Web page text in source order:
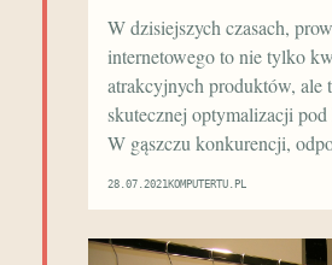
W dzisiejszych czasach,
internetowego to nie tylko
atrakcyjnych produktów, ale
skutecznej optymalizacji
W gąszczu konkurencji,
28.07.2021KOMPUTERTU.PL